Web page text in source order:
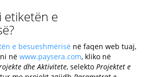
etiketën e
e besueshmërisë në faqen web tuaj,
në www.paysera.com, kliko në
dhe Aktivitete, selekto Projektet e